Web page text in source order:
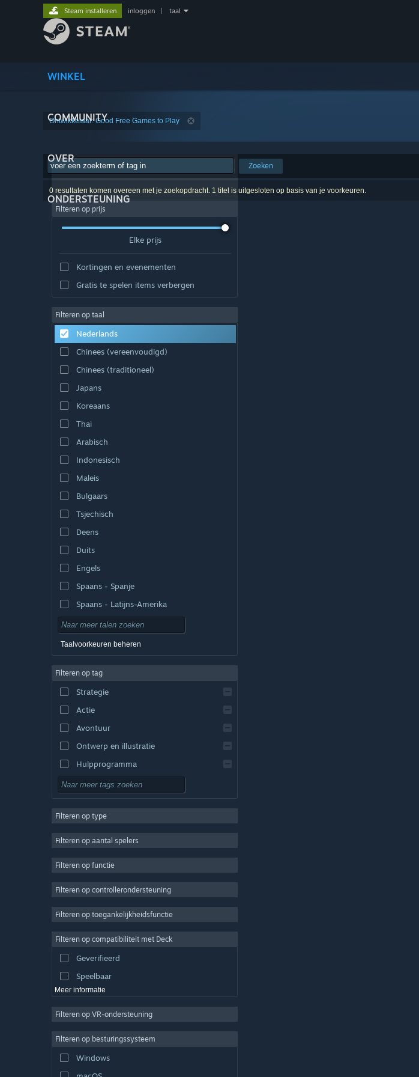
WINKEL
COMMUNITY
OVER
ONDERSTEUNING
Steam installeren inloggen taal
Ontwikkelaar: Good Free Games to Play
Zoeken
0 resultaten komen overeen met je zoekopdracht. 1 titel is uitgesloten op basis van je voorkeuren.
Filteren op prijs
Elke prijs
Kortingen en evenementen
Gratis te spelen items verbergen
Filteren op taal
Nederlands
Chinees (vereenvoudigd)
Chinees (traditioneel)
Japans
Koreaans
Thai
Arabisch
Indonesisch
Maleis
Bulgaars
Tsjechisch
Deens
Duits
Engels
Spaans - Spanje
Spaans - Latijns-Amerika
Taalvoorkeuren beheren
Filteren op tag
Strategie
Actie
Avontuur
Ontwerp en illustratie
Hulpprogramma
Gratis te spelen
MMO
Casual
Sim
Videoproductie
Fotobewerking
Filteren op type
Filteren op aantal spelers
Filteren op functie
Filteren op controllerondersteuning
Filteren op toegankelijkheidsfunctie
Filteren op compatibiliteit met Deck
Geverifieerd
Speelbaar
Meer informatie
Filteren op VR-ondersteuning
Filteren op besturingssysteem
Windows